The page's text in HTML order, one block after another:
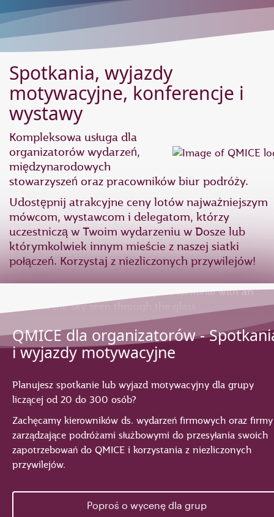
Spotkania, wyjazdy
motywacyjne, konferencje i
wystawy
Kompleksowa usługa dla
organizatorów wydarzeń,
międzynarodowych
stowarzyszeń oraz pracowników biur podróży.
Udostępnij atrakcyjne ceny lotów najważniejszym
mówcom, wystawcom i delegatom, którzy
uczestniczą w Twoim wydarzeniu w Dosze lub
którymkolwiek innym mieście z naszej siatki
połączeń. Korzystaj z niezliczonych przywilejów!
QMICE dla organizatorów -
i wyjazdy motywacyjne
Planujesz spotkanie lub wyjazd motywacyjny dla grupy
liczącej od 20 do 300 osób?
Zachęcamy kierowników ds. wydarzeń firmowych oraz firmy
zarządzające podróżami służbowymi do przesyłania swoich
zapotrzebowań do QMICE i korzystania z niezliczonych
przywilejów.
Poproś o wycenę dla grup